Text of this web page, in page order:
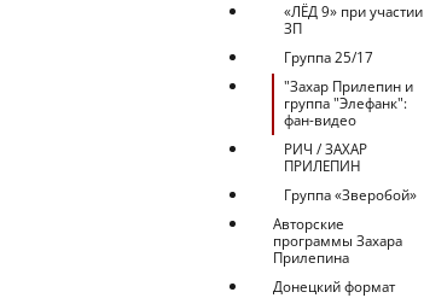
«ЛЁД 9» при участии
ЗП
Группа 25/17
"Захар Прилепин и
группа "Элефанк":
фан-видео
РИЧ / ЗАХАР
ПРИЛЕПИН
Группа «Зверобой»
Авторские
программы Захара
Прилепина
Донецкий формат